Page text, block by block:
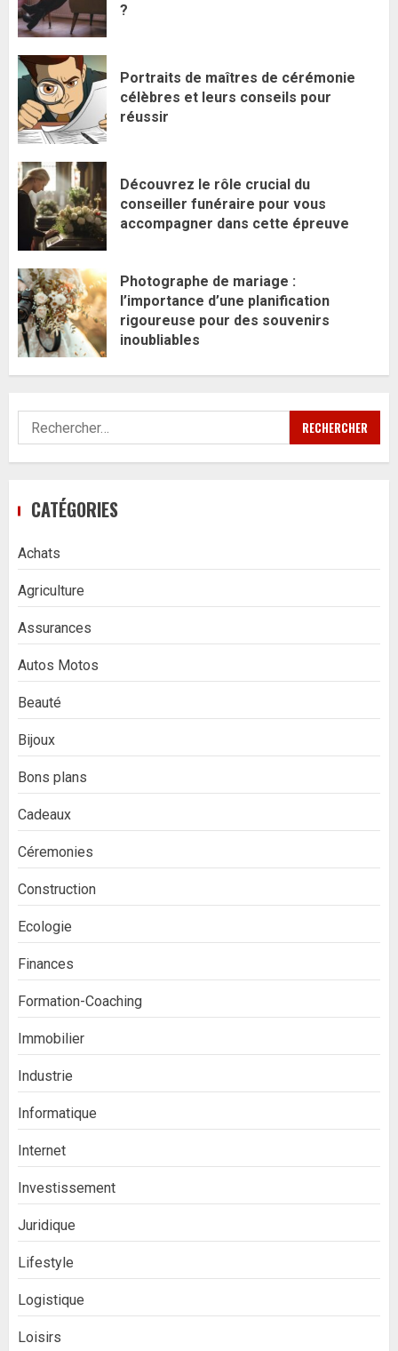
?
Portraits de maîtres de cérémonie
célèbres et leurs conseils pour
réussir
Découvrez le rôle crucial du
conseiller funéraire pour vous
accompagner dans cette épreuve
Photographe de mariage :
l’importance d’une planification
rigoureuse pour des souvenirs
inoubliables
Rechercher :
CATÉGORIES
Achats
Agriculture
Assurances
Autos Motos
Beauté
Bijoux
Bons plans
Cadeaux
Céremonies
Construction
Ecologie
Finances
Formation-Coaching
Immobilier
Industrie
Informatique
Internet
Investissement
Juridique
Lifestyle
Logistique
Loisirs